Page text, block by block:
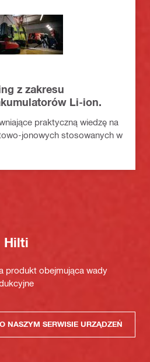
z zakresu
Li-ion.
praktyczną wiedzę na
jonowych stosowanych w
Hilti
produkt obejmująca wady
NASZYM SERWISIE URZĄDZEŃ